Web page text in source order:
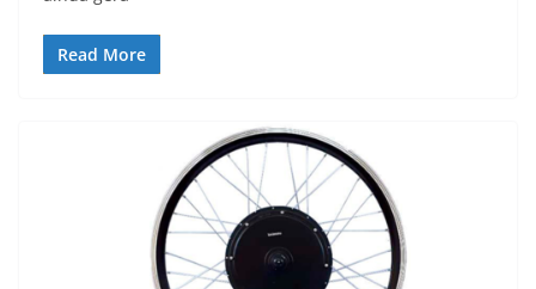
Read More